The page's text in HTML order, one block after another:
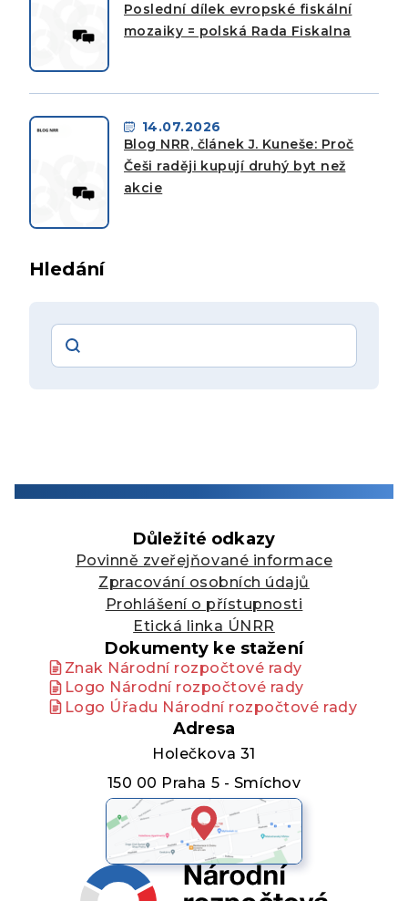
Poslední dílek evropské fiskální
mozaiky = polská Rada Fiskalna
14.07.2026
Blog NRR, článek J. Kuneše: Proč
Češi raději kupují druhý byt než
akcie
Hledání
Vyhledávání
Důležité odkazy
Povinně zveřejňované informace
Zpracování osobních údajů
Prohlášení o přístupnosti
Etická linka ÚNRR
Dokumenty ke stažení
Znak Národní rozpočtové rady
Logo Národní rozpočtové rady
Logo Úřadu Národní rozpočtové rady
Adresa
Holečkova 31
150 00 Praha 5 - Smíchov